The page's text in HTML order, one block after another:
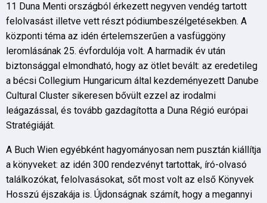
11 Duna Menti országból érkezett negyven vendég tartott
felolvasást illetve vett részt pódiumbeszélgetésekben. A
központi téma az idén értelemszerűen a vasfüggöny
leromlásának 25. évfordulója volt. A harmadik év után
biztonsággal elmondható, hogy az ötlet bevált: az eredetileg
a bécsi Collegium Hungaricum által kezdeményezett Danube
Cultural Cluster sikeresen bővült ezzel az irodalmi
leágazással, és tovább gazdagította a Duna Régió európai
Stratégiáját.
A Buch Wien egyébként hagyományosan nem pusztán kiállítja
a könyveket: az idén 300 rendezvényt tartottak, író-olvasó
találkozókat, felolvasásokat, sőt most volt az első Könyvek
Hosszú éjszakája is. Újdonságnak számít, hogy a megannyi